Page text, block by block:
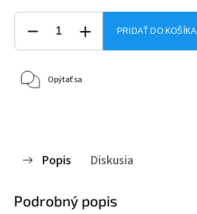
PRIDAŤ DO KOŠÍKA
Opýtať sa
Popis Diskusia
Podrobný popis